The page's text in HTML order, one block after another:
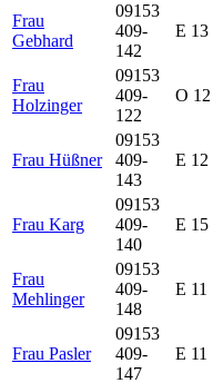
Frau
Gebhard
09153
409-
142
E 13
Frau
Holzinger
09153
409-
122
O 12
Frau Hüßner
09153
409-
143
E 12
Frau Karg
09153
409-
140
E 15
Frau
Mehlinger
09153
409-
148
E 11
Frau Pasler
09153
409-
147
E 11